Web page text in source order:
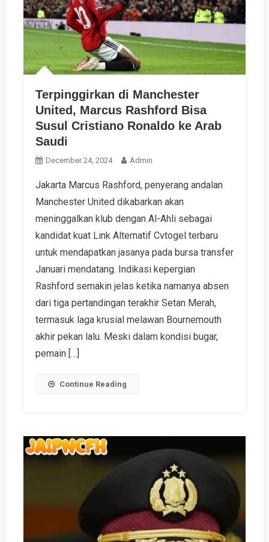
Terpinggirkan di Manchester
United, Marcus Rashford Bisa
Susul Cristiano Ronaldo ke Arab
Saudi
December 24, 2024 Admin
Jakarta Marcus Rashford, penyerang andalan
Manchester United dikabarkan akan
meninggalkan klub dengan Al-Ahli sebagai
kandidat kuat Link Alternatif Cvtogel terbaru
untuk mendapatkan jasanya pada bursa transfer
Januari mendatang. Indikasi kepergian
Rashford semakin jelas ketika namanya absen
dari tiga pertandingan terakhir Setan Merah,
termasuk laga krusial melawan Bournemouth
akhir pekan lalu. Meski dalam kondisi bugar,
pemain […]
Continue Reading